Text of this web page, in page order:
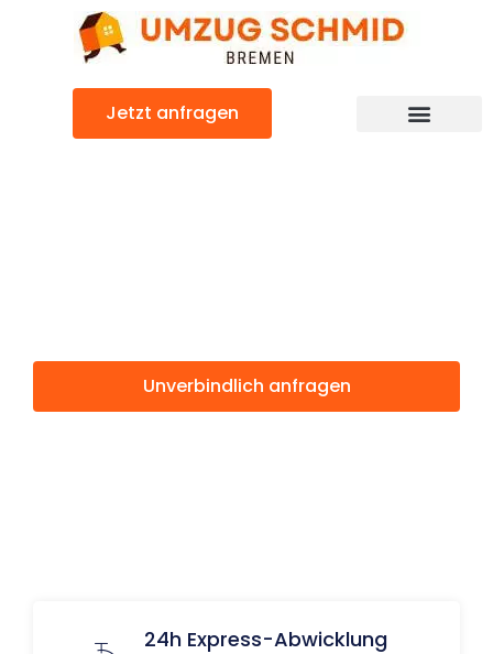
Jetzt anfragen
Unverbindlich anfragen
24h Express-Abwicklung